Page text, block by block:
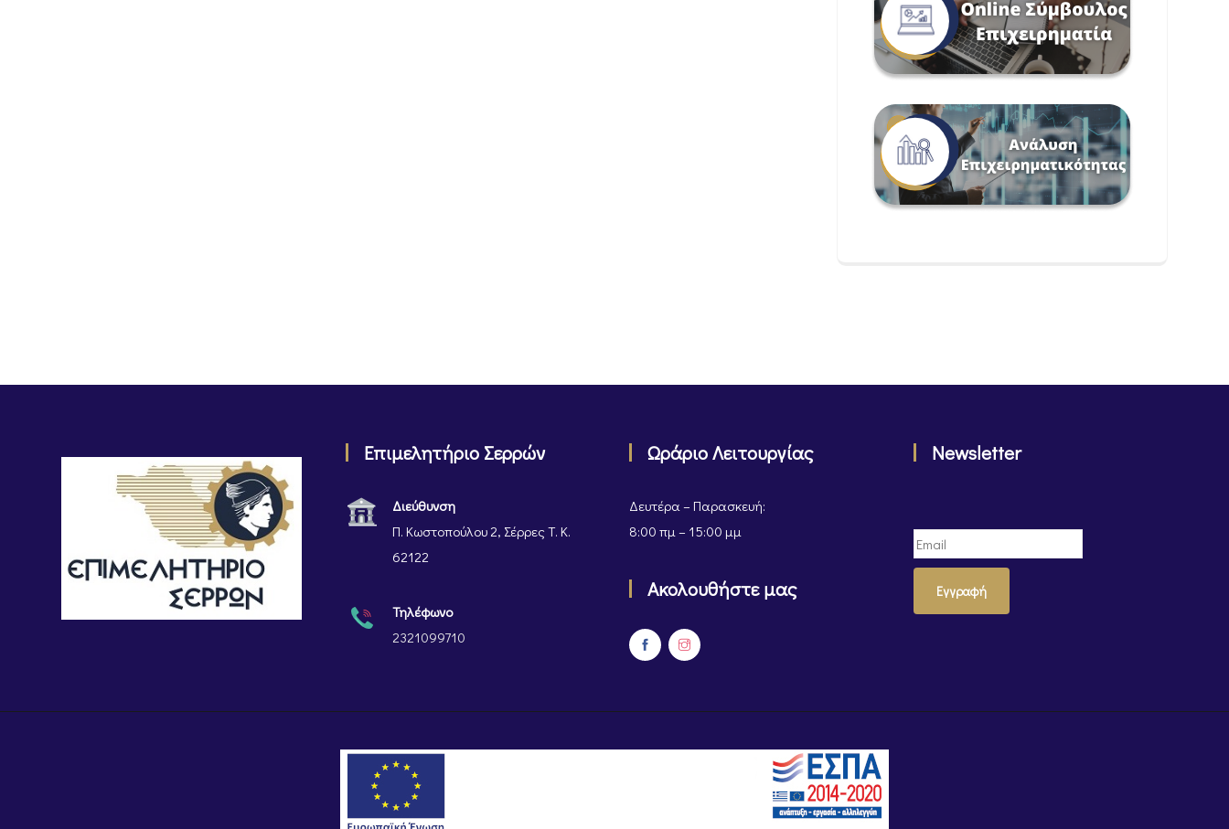
Επιμελητήριο Σερρών
Διεύθυνση
Π. Κωστοπούλου 2, Σέρρες Τ. Κ.
62122
Τηλέφωνο
2321099710
Ωράριο Λειτουργίας
Δευτέρα – Παρασκευή:
8:00 πμ – 15:00 μμ
Ακολουθήστε μας
Newsletter
Εγγραφή